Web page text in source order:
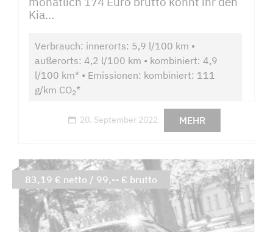
Kia...
Verbrauch: innerorts: 5,9 l/100 km •
außerorts: 4,2 l/100 km • kombiniert: 4,9
l/100 km* • Emissionen: kombiniert: 111
g/km CO2*
20. September 2022 MEHR
83,19 € netto / 99,-- € brutto